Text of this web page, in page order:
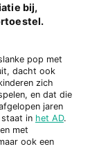
bij,
pop met
dacht ook
zich
en dat die
jaren
in het AD.
met
ook een